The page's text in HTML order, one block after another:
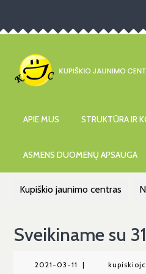
APIE MUS STRUKTŪRA IR
ASMENS DUOMENŲ APSAUGA
Kupiškio jaunimo centras
Sveikiname su
2021-03-11 2021-
| kupiskiojc